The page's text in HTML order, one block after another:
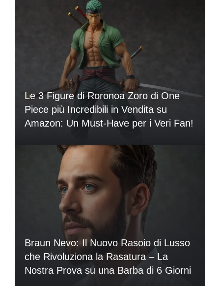
Le 3 Figure di Roronoa Zoro di One
Piece più Incredibili in Vendita su
Amazon: Un Must-Have per i Veri Fan!
Braun Nevo: Il Nuovo Rasoio di Lusso
che Rivoluziona la Rasatura – La
Nostra Prova su una Barba di 6 Giorni